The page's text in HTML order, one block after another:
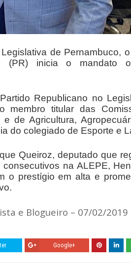
de Pernambuco,
(PR) inicia o mandato
Republicano no
membro titular das
e de Agricultura,
do colegiado de Esporte e
Queiroz, deputado que
na ALEPE,
o prestígio em alta e
e Blogueiro – 07/02/2019
Google+